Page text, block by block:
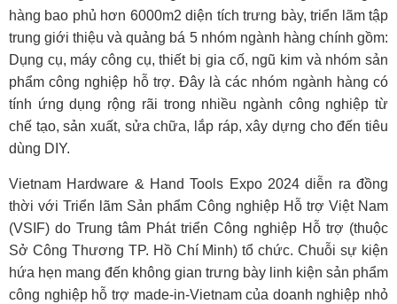
hàng bao phủ hơn 6000m2 diện tích trưng bày, triển lãm tập
trung giới thiệu và quảng bá 5 nhóm ngành hàng chính gồm:
Dụng cụ, máy công cụ, thiết bị gia cố, ngũ kim và nhóm sản
phẩm công nghiệp hỗ trợ. Đây là các nhóm ngành hàng có
tính ứng dụng rộng rãi trong nhiều ngành công nghiệp từ
chế tạo, sản xuất, sửa chữa, lắp ráp, xây dựng cho đến tiêu
dùng DIY.
Vietnam Hardware & Hand Tools Expo 2024 diễn ra đồng
thời với Triển lãm Sản phẩm Công nghiệp Hỗ trợ Việt Nam
(VSIF) do Trung tâm Phát triển Công nghiệp Hỗ trợ (thuộc
Sở Công Thương TP. Hồ Chí Minh) tổ chức. Chuỗi sự kiện
hứa hẹn mang đến không gian trưng bày linh kiện sản phẩm
công nghiệp hỗ trợ made-in-Vietnam của doanh nghiệp nhỏ